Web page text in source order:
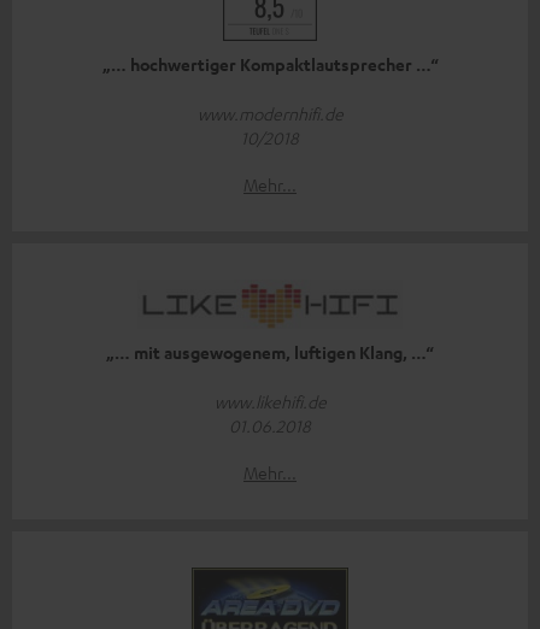
„… hochwertiger Kompaktlautsprecher …“
www.modernhifi.de
10/2018
Mehr...
„… mit ausgewogenem, luftigen Klang, …“
www.likehifi.de
01.06.2018
Mehr...